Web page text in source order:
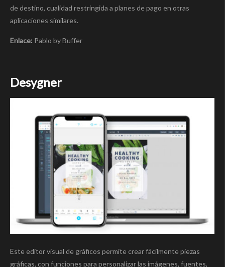
de destino, cualidad restringida a planes de pago en otras
aplicaciones similares.
Enlace: Pablo by Buffer
Desygner
Este editor visual de gráficos permite crear fácilmente piezas
gráficas, con funciones para personalizar las imágenes, fuentes,